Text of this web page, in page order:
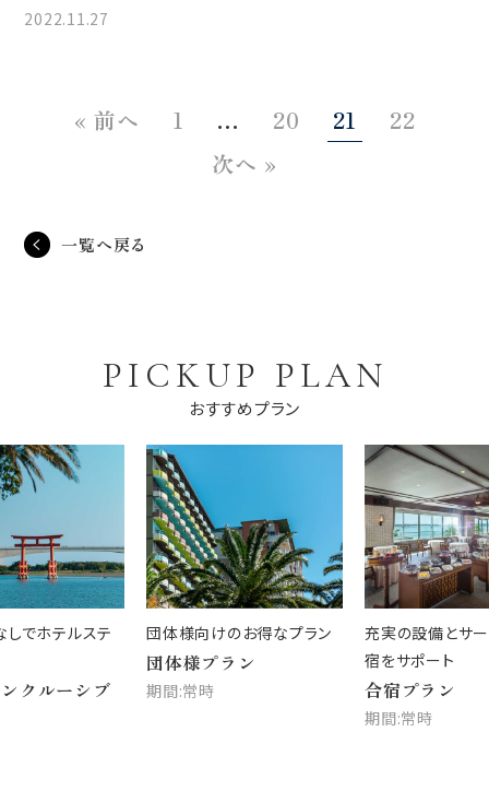
2022.11.27
« 前へ 1 … 20 21
22
次へ »
一覧へ戻る
PICKUP PLAN
おすすめプラン
でホテルステ
クルーシブ
団体様向けのお得なプラン
団体様プラン
期間:常時
充実の設備とサ
宿をサポート
合宿プラン
期間:常時